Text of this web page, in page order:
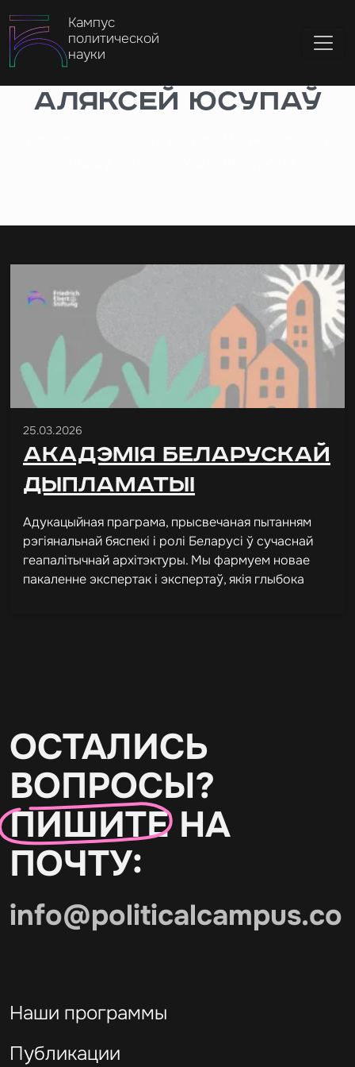
Кампус
политической
науки
Аляксей Юсупаў
25.03.2026
Акадэмія беларускай
дыпламатыі
Адукацыйная праграма, прысвечаная пытанням
рэгіянальнай бяспекі і ролі Беларусі ў сучаснай
геапалітычнай архітэктуры. Мы фармуем новае
пакаленне экспертак і экспертаў, якія глыбока
ОСТАЛИСЬ
ВОПРОСЫ?
ПИШИТЕНА
ПОЧТУ:
info@politicalcampus.co
Наши программы
Публикации